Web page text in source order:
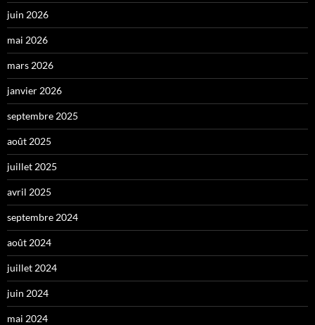
juin 2026
mai 2026
mars 2026
janvier 2026
septembre 2025
août 2025
juillet 2025
avril 2025
septembre 2024
août 2024
juillet 2024
juin 2024
mai 2024